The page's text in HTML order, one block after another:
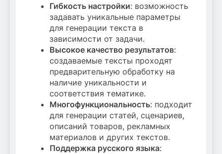
Гибкость настройки: возможность
задавать уникальные параметры
для генерации текста в
зависимости от задачи.
Высокое качество результатов:
создаваемые тексты проходят
предварительную обработку на
наличие уникальности и
соответствия тематике.
Многофункциональность: подходит
для генерации статей, сценариев,
описаний товаров, рекламных
материалов и других текстов.
Поддержка русского языка: